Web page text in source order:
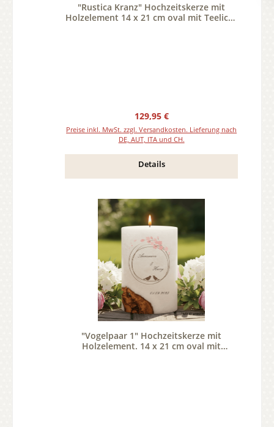
"Rustica Kranz" Hochzeitskerze mit
Holzelement 14 x 21 cm oval mit Teelicht
Regulärer Preis:
129,95 €
Preise inkl. MwSt. zzgl. Versandkosten. Lieferung nach
DE, AUT, ITA und CH.
Details
"Vogelpaar 1" Hochzeitskerze mit
Holzelement. 14 x 21 cm oval mit